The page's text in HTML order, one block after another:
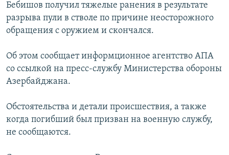
Бебишов получил тяжелые ранения в результате
разрыва пули в стволе по причине неосторожного
обращения с оружием и скончался.
Об этом сообщает информционное агентство АПА
со ссылкой на пресс-службу Министерства обороны
Азербайджана.
Обстоятельства и детали происшествия, а также
когда погибший был призван на военную службу,
не сообщаются.